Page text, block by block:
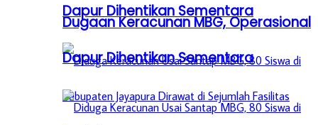
Dapur Dihentikan Sementara
Dugaan Keracunan MBG, Operasional
Dapur Dihentikan Sementara